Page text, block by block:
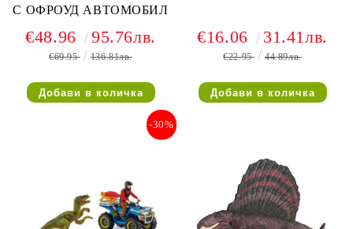
С ОФРОУД АВТОМОБИЛ
€48.96 95.76лв.
€69.95 136.81лв.
€16.06 31.41лв.
€22.95 44.89лв.
-30%